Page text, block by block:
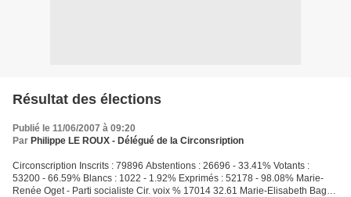
Résultat des élections
Publié le 11/06/2007 à 09:20
Par Philippe LE ROUX - Délégué de la Circonsription
Circonscription Inscrits : 79896 Abstentions : 26696 - 33.41% Votants :
53200 - 66.59% Blancs : 1022 - 1.92% Exprimés : 52178 - 98.08% Marie-
Renée Oget - Parti socialiste Cir. voix % 17014 32.61 Marie-Elisabeth Bague